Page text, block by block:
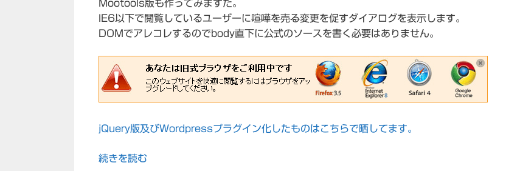
Mootools版も作ってみますた。
IE6以下で閲覧しているユーザーに喧嘩を売る変更を促すダイアログを表示します。
DOMでアレコレするのでbody直下に公式のソースを書く必要はありません。
jQuery版及びWordpressプラグイン化したものはこちらで晒してます。
続きを読む